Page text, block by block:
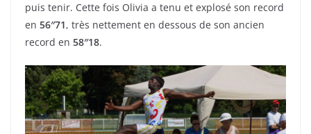
puis tenir. Cette fois Olivia a tenu et explosé son record
en 56″71, très nettement en dessous de son ancien
record en 58″18.